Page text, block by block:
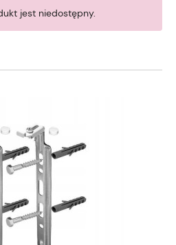
jest niedostępny.